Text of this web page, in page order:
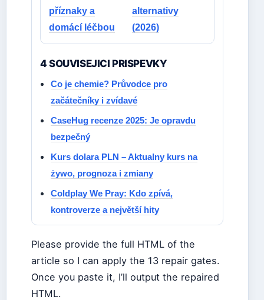
příznaky a
domácí léčbou
alternativy
(2026)
4 SOUVISEJICI PRISPEVKY
Co je chemie? Průvodce pro
začátečníky i zvídavé
CaseHug recenze 2025: Je opravdu
bezpečný
Kurs dolara PLN – Aktualny kurs na
żywo, prognoza i zmiany
Coldplay We Pray: Kdo zpívá,
kontroverze a největší hity
Please provide the full HTML of the
article so I can apply the 13 repair gates.
Once you paste it, I’ll output the repaired
HTML.